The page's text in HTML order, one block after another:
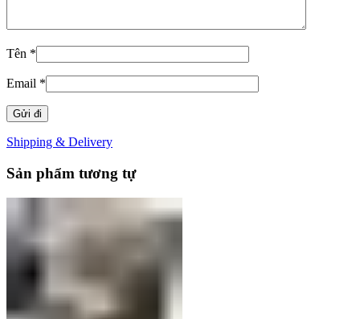
Tên *
Email *
Shipping & Delivery
Sản phẩm tương tự